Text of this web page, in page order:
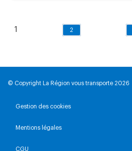
1 2
© Copyright La Région vous transporte 2026
Gestion des cookies
Mentions légales
CGU